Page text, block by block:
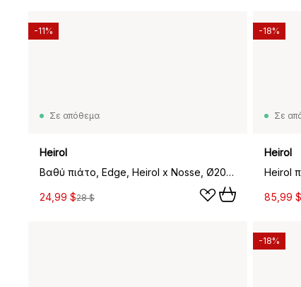
Σε απόθεμα
Heirol
Βαθύ πιάτο, Edge, Heirol x Nosse, Ø20 εκ, Χρυσαφί
24,99 $28 $
-11%
Σε
Heirol
85,99 $
-18%
-18%